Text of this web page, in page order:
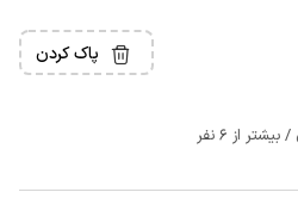
پاک کردن